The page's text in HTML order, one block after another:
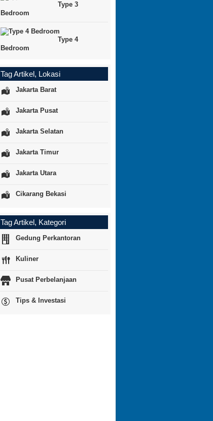
Type 3
Bedroom
Type 4
Bedroom
Tag Artikel, Lokasi
Jakarta Barat
Jakarta Pusat
Jakarta Selatan
Jakarta Timur
Jakarta Utara
Cikarang Bekasi
Tag Artikel, Kategori
Gedung Perkantoran
Kuliner
Pusat Perbelanjaan
Tips & Investasi